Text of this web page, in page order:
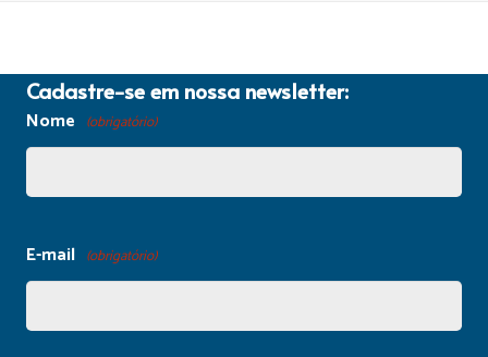
Cadastre-se em nossa newsletter:
Nome (obrigatório)
E-mail (obrigatório)